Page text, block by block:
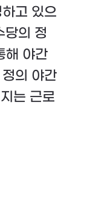
고 있으
당의 정
해 야간
의 야간
는 근로